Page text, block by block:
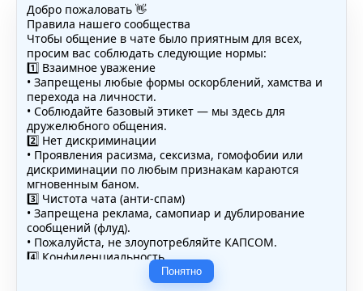
Добро пожаловать 👋
Правила нашего сообщества
Чтобы общение в чате было приятным для всех,
просим вас соблюдать следующие нормы:
1️⃣ Взаимное уважение
• Запрещены любые формы оскорблений, хамства и
перехода на личности.
• Соблюдайте базовый этикет — мы здесь для
дружелюбного общения.
2️⃣ Нет дискриминации
• Проявления расизма, сексизма, гомофобии или
дискриминации по любым признакам караются
мгновенным баном.
3️⃣ Чистота чата (анти-спам)
• Запрещена реклама, самопиар и дублирование
сообщений (флуд).
• Пожалуйста, не злоупотребляйте КАПСОМ.
4️⃣ Конфиденциальность
• Не публикуйте личные данные — свои или чужие
(телефоны, адреса, документы).
Понятно